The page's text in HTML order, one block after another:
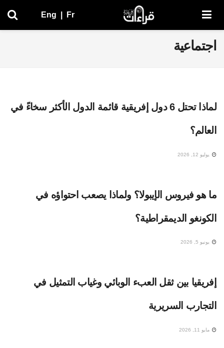
Eng Fr
اجتماعية
لماذا تحتل 6 دول إفريقية قائمة الدول الأكثر سخاءً في
العالم؟
يوليو 12, 2026
ما هو فيروس الإيبولا؟ ولماذا يصعب احتواؤه في
الكونغو الديمقراطية؟
يونيو 5, 2026
إفريقيا بين ثقل العبء الوبائي وغياب التمثيل في
التجارب السريرية
مايو 11, 2026